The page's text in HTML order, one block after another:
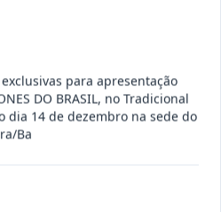
especializada para pres
07/08/2026 Ver detalhes
para apresentação
DO BRASIL, no Tradicional
dia 14 de dezembro na sede do
Ba